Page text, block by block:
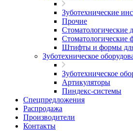
Зуботехнические
Прочие
Стоматологические
Стоматологические
Штифты и формы
Зуботехническое
Зуботехническое
Артикуляторы
Пиндекс-системы
Спецпредложения
Распродажа
Производители
Контакты